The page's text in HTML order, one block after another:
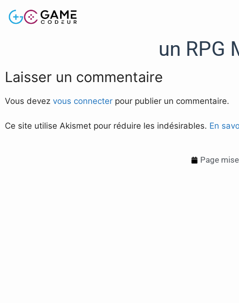
un RPG
Laisser un commentaire
Vous devez vous connecter pour publier un commentaire.
Ce site utilise Akismet pour réduire les indésirables. En
Page